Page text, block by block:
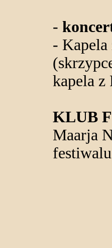
-
- Kapela
kapela z
KLUB
Maarja
festiwalu